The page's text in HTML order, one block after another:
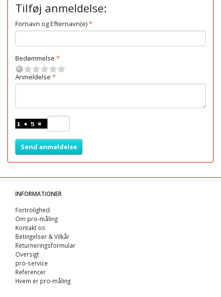
Tilføj anmeldelse:
Fornavn og Efternavn(e)
Bedømmelse
Anmeldelse
Send anmeldelse
INFORMATIONER
Fortrolighed
Om pro-måling
Kontakt os
Betingelser & Vilkår
Returneringsformular
Oversigt
pro-service
Referencer
Hvem er pro-måling